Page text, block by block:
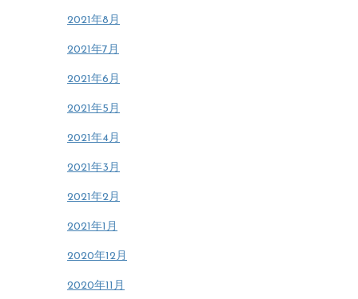
2021年8月
2021年7月
2021年6月
2021年5月
2021年4月
2021年3月
2021年2月
2021年1月
2020年12月
2020年11月